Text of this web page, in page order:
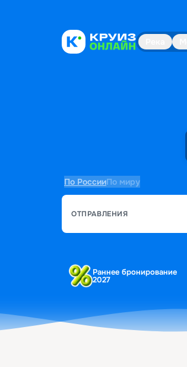
По РоссииПо миру
ОТПРАВЛЕНИЯ
Раннее бронирование
2027